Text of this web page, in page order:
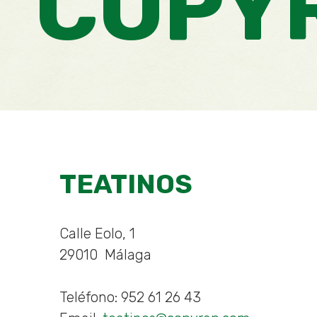
TEATINOS
Calle Eolo, 1
29010 Málaga
Teléfono: 952 61 26 43
Necesarias
opcionales.